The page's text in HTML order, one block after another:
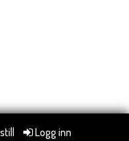
Logg inn